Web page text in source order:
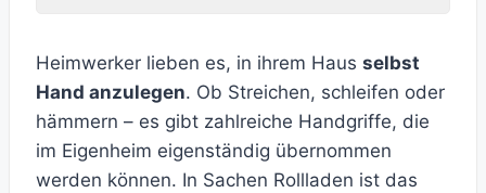
Heimwerker lieben es, in ihrem Haus selbst
Hand anzulegen. Ob Streichen, schleifen oder
hämmern – es gibt zahlreiche Handgriffe, die
im Eigenheim eigenständig übernommen
werden können. In Sachen Rollladen ist das